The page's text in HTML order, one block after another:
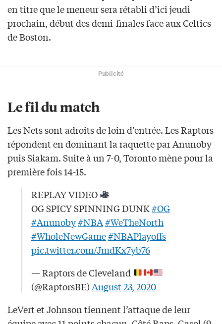
en titre que le meneur sera rétabli d’ici jeudi
prochain, début des demi-finales face aux Celtics
de Boston.
Publicité
Le fil du match
Les Nets sont adroits de loin d’entrée. Les Raptors
répondent en dominant la raquette par Anunoby
puis Siakam. Suite à un 7-0, Toronto mène pour la
première fois 14-15.
REPLAY VIDEO
OG SPICY SPINNING DUNK#OG
#Anunoby#NBA#WeTheNorth
#WholeNewGame#NBAPlayoffs
pic.twitter.com/JmdKx7yb76
— Raptors de Cleveland
(@RaptorsBE)August 23, 2020
LeVert et Johnson tiennent l’attaque de leur